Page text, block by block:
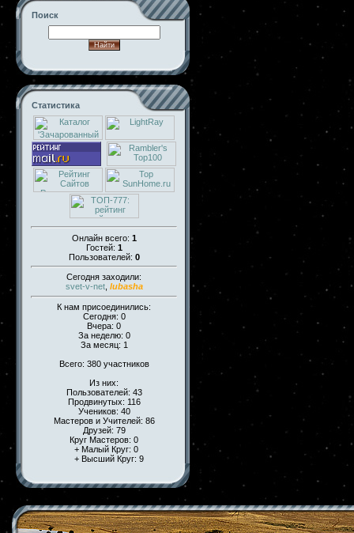
Поиск
Статистика
Онлайн всего: 1
Гостей: 1
Пользователей: 0
Сегодня заходили:
svet-v-net, lubasha
К нам присоединились:
Сегодня: 0
Вчера: 0
За неделю: 0
За месяц: 1
Всего: 380 участников
Из них:
Пользователей: 43
Продвинутых: 116
Учеников: 40
Мастеров и Учителей: 86
Друзей: 79
Круг Мастеров: 0
+ Малый Круг: 0
+ Высший Круг: 9